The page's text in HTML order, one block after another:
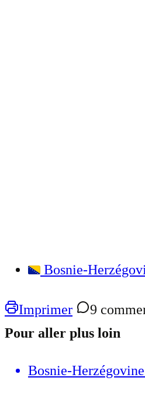
Bosnie-
Imprimer
9
Pour aller plus loin
Bosnie-Herzégovine